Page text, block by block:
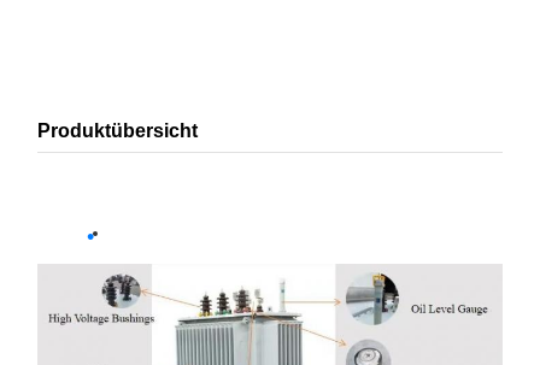
Produktübersicht